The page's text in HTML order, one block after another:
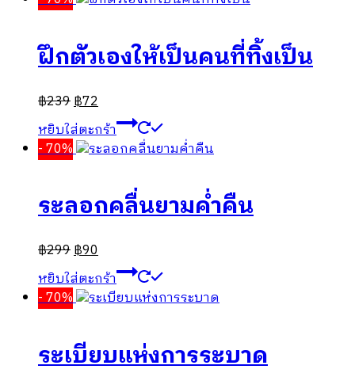
ฝึกตัวเองให้เป็นคนที่ทิ้งเป็น
฿239฿72
หยิบใส่ตะกร้า
- 70%
ระลอกคลื่นยามค่ำคืน
฿299฿90
หยิบใส่ตะกร้า
- 70%
ระเบียบแห่งการระบาด